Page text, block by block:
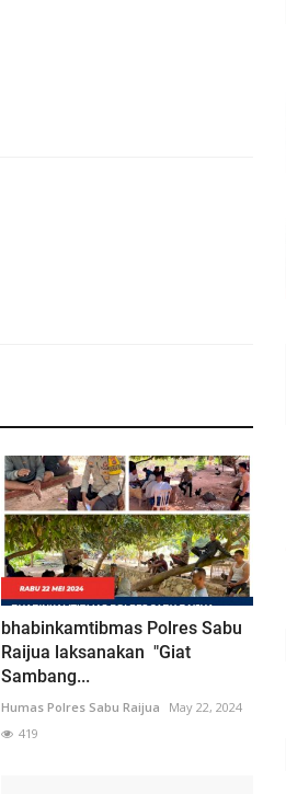
bhabinkamtibmas Polres Sabu
Raijua laksanakan "Giat
Sambang...
Humas Polres Sabu Raijua
May 22, 2024
419